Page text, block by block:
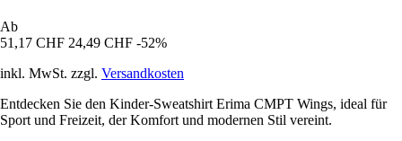
Ab
51,17 CHF 24,49 CHF -52%
inkl. MwSt. zzgl. Versandkosten
Entdecken Sie den Kinder-Sweatshirt Erima CMPT Wings, ideal für
Sport und Freizeit, der Komfort und modernen Stil vereint.